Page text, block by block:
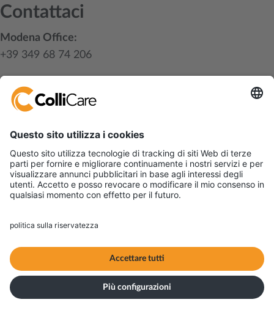
Contattaci
Modena Office:
+39 349 68 74 206
Parma office:
+39 052 11 79 0041
Menù
Nolo e servizi
Settori che serviamo
ESG
Informazioni utili
Servizio clienti
Iscriviti alla nostra newsletter